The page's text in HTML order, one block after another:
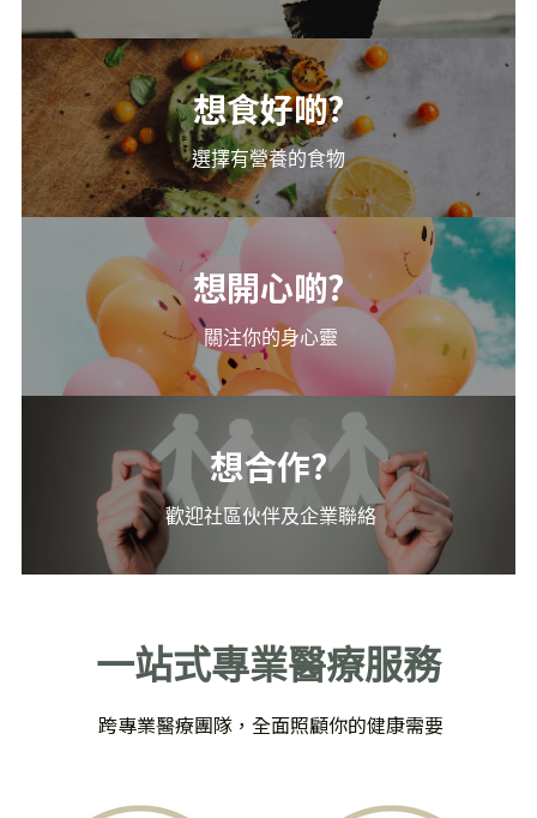
想食好啲?
選擇有營養的食物
想開心啲?
關注你的身心靈
想合作?
歡迎社區伙伴及企業聯絡
一站式專業醫療服務
跨專業醫療團隊，全面照顧你的健康需要